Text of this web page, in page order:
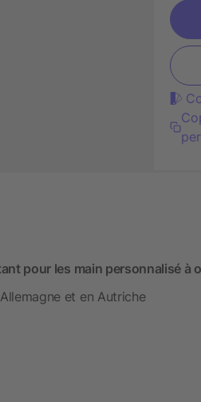
pour les main personnalisé à
et en Autriche